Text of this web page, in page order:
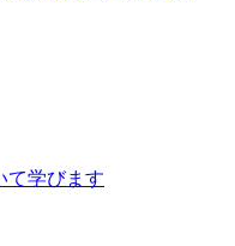
て学びます